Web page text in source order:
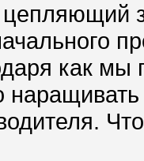
цепляющий
как